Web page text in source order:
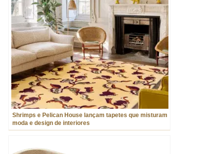
Shrimps e Pelican House lançam tapetes que misturam
moda e design de interiores